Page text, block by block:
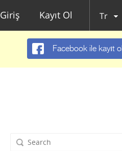
Giriş Kayıt Ol Tr
Facebook ile kayıt ol